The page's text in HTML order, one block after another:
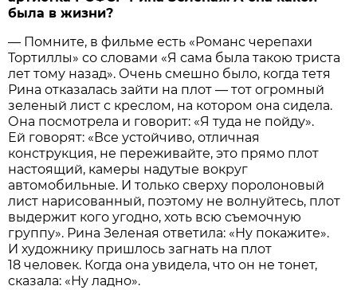
была в жизни?
— Помните, в фильме есть «Романс черепахи
Тортиллы» со словами «Я сама была такою триста
лет тому назад». Очень смешно было, когда тетя
Рина отказалась зайти на плот — тот огромный
зеленый лист с креслом, на котором она сидела.
Она посмотрела и говорит: «Я туда не пойду».
Ей говорят: «Все устойчиво, отличная
конструкция, не переживайте, это прямо плот
настоящий, камеры надутые вокруг
автомобильные. И только сверху поролоновый
лист нарисованный, поэтому не волнуйтесь, плот
выдержит кого угодно, хоть всю съемочную
группу». Рина Зеленая ответила: «Ну покажите».
И художнику пришлось загнать на плот
18 человек. Когда она увидела, что он не тонет,
сказала: «Ну ладно».